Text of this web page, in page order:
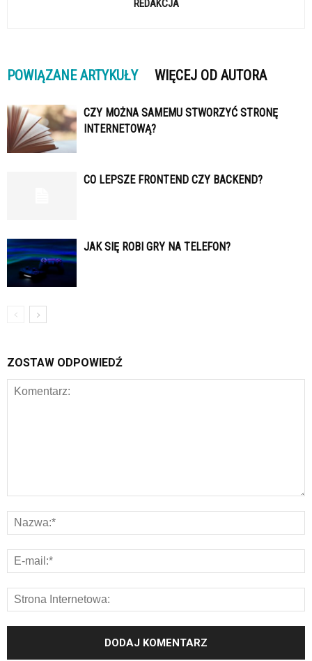
REDAKCJA
POWIĄZANE ARTYKUŁY WIĘCEJ OD AUTORA
CZY MOŻNA SAMEMU STWORZYĆ STRONĘ
INTERNETOWĄ?
CO LEPSZE FRONTEND CZY BACKEND?
JAK SIĘ ROBI GRY NA TELEFON?
ZOSTAW ODPOWIEDŹ